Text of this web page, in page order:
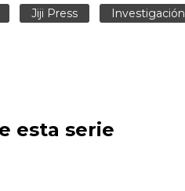
Jiji Press Investigación
esta serie